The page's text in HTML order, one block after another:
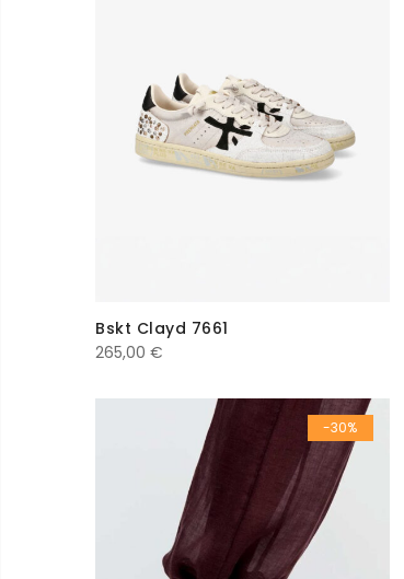
Bskt Clayd 7661
265,00 €
-30%